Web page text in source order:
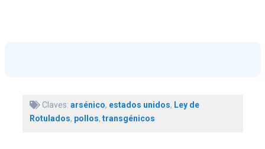
Claves: arsénico, estados unidos, Ley de
Rotulados, pollos, transgénicos